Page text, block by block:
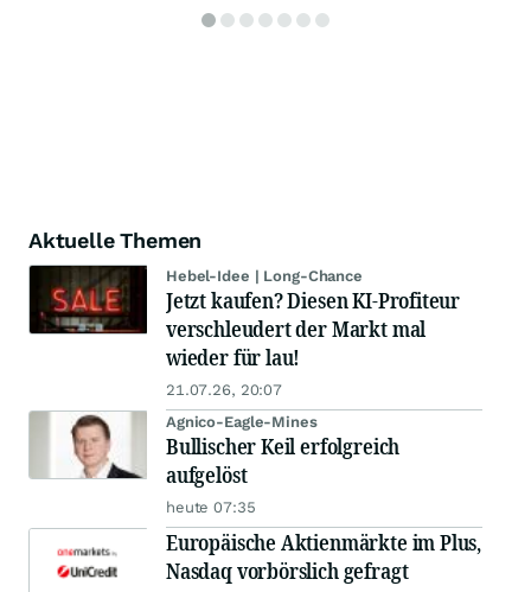
Aktuelle Themen
Hebel-Idee | Long-Chance
Jetzt kaufen? Diesen KI-Profiteur
verschleudert der Markt mal
wieder für lau!
21.07.26, 20:07
Agnico-Eagle-Mines
Bullischer Keil erfolgreich
aufgelöst
heute 07:35
Europäische Aktienmärkte im Plus,
Nasdaq vorbörslich gefragt